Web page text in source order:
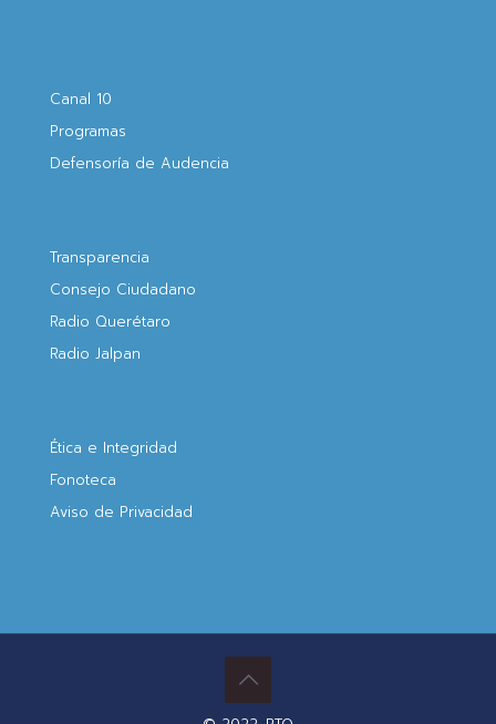
Canal 10
Programas
Defensoría de Audencia
Transparencia
Consejo Ciudadano
Radio Querétaro
Radio Jalpan
Ética e Integridad
Fonoteca
Aviso de Privacidad